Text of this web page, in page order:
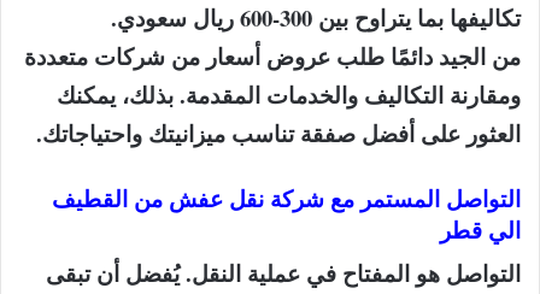
تكاليفها بما يتراوح بين 300-600 ريال سعودي.
من الجيد دائمًا طلب عروض أسعار من شركات متعددة
ومقارنة التكاليف والخدمات المقدمة. بذلك، يمكنك
العثور على أفضل صفقة تناسب ميزانيتك واحتياجاتك.
التواصل المستمر مع شركة نقل عفش من القطيف
الي قطر
التواصل هو المفتاح في عملية النقل. يُفضل أن تبقى